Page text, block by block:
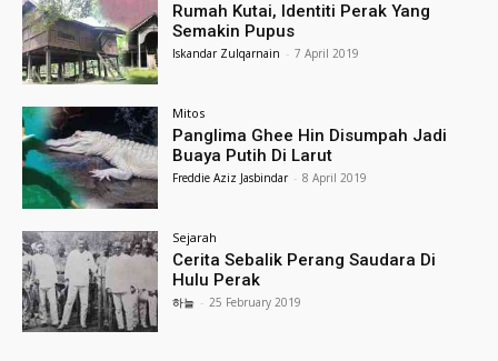
Rumah Kutai, Identiti Perak Yang
Semakin Pupus
Iskandar Zulqarnain - 7 April 2019
Mitos
Panglima Ghee Hin Disumpah Jadi
Buaya Putih Di Larut
Freddie Aziz Jasbindar - 8 April 2019
Sejarah
Cerita Sebalik Perang Saudara Di
Hulu Perak
하늘 - 25 February 2019